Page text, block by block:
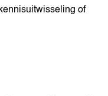
of